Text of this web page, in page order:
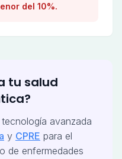
del 10%.
tu salud
avanzada
y CPRE para el
de enfermedades